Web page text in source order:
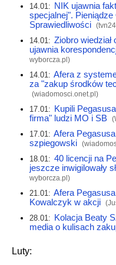
14.01: NIK ujawnia
specjalnej".
Sprawiedliwości (
14.01: Ziobro
ujawnia
wyborcza.pl)
14.01: Afera z
za "zakup środków
(wiadomosci.onet.pl)
17.01: Kupili
firma" ludzi MO i SB
17.01: Afera
szpiegowski (
18.01: 40 licencji na
jeszcze inwigilowały
wyborcza.pl)
21.01: Afera
Kowalczyk w akcji
28.01: Kolacja Beaty
media o kulisach
Luty: